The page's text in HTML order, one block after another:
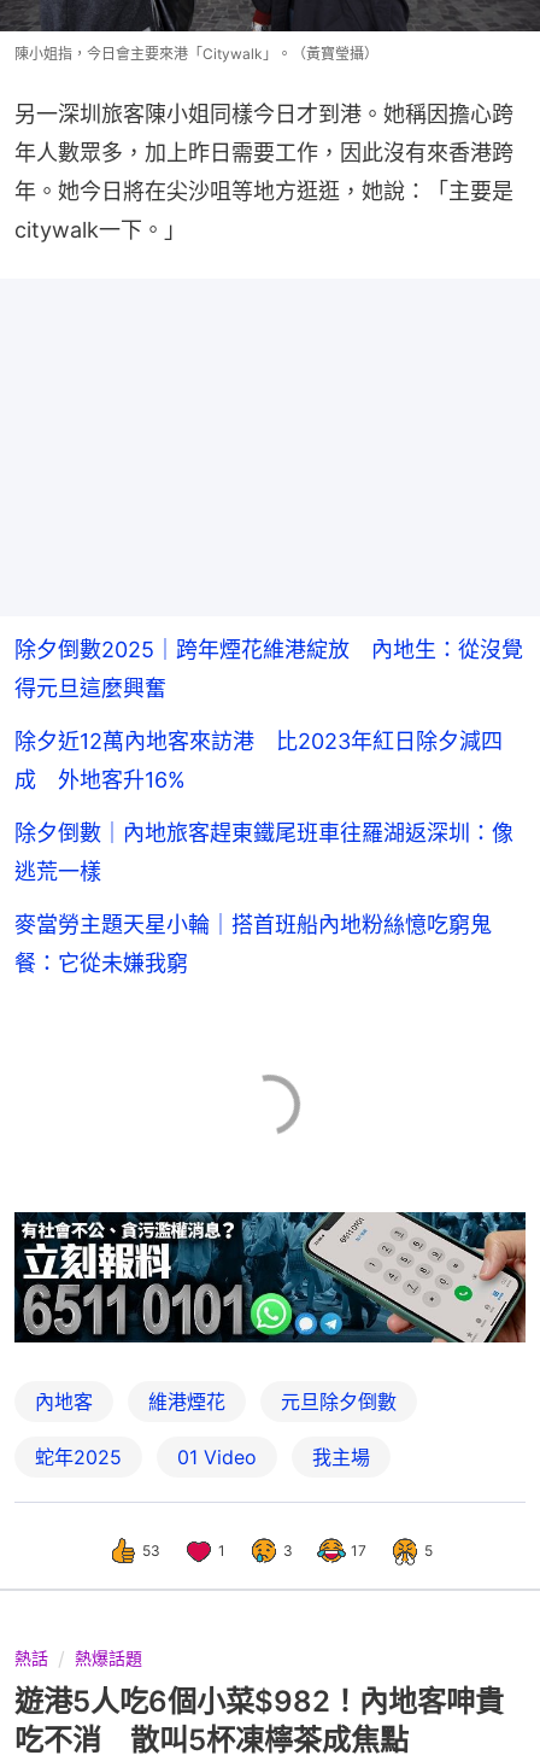
陳小姐指，今日會主要來港「Citywalk」。（黃寶瑩攝）
另一深圳旅客陳小姐同樣今日才到港。她稱因擔心跨
年人數眾多，加上昨日需要工作，因此沒有來香港跨
年。她今日將在尖沙咀等地方逛逛，她說：「主要是
citywalk一下。」
除夕倒數2025｜跨年煙花維港綻放 內地生：從沒覺
得元旦這麼興奮
除夕近12萬內地客來訪港 比2023年紅日除夕減四
成 外地客升16%
除夕倒數｜內地旅客趕東鐵尾班車往羅湖返深圳：像
逃荒一樣
麥當勞主題天星小輪｜搭首班船內地粉絲憶吃窮鬼
餐：它從未嫌我窮
內地客 維港煙花 元旦除夕倒數
蛇年2025 01 Video 我主場
53 1 3 17 5
熱話 熱爆話題
遊港5人吃6個小菜$982！內地客呻貴
吃不消 散叫5杯凍檸茶成焦點